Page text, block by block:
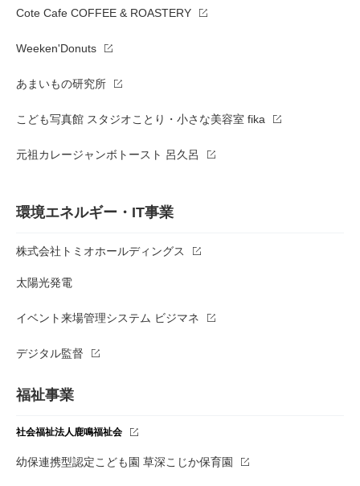
Cote Cafe COFFEE & ROASTERY
Weeken'Donuts
あまいもの研究所
こども写真館 スタジオことり・小さな美容室 fika
元祖カレージャンボトースト 呂久呂
環境エネルギー・IT事業
株式会社トミオホールディングス
太陽光発電
イベント来場管理システム ビジマネ
デジタル監督
福祉事業
社会福祉法人鹿鳴福祉会
幼保連携型認定こども園 草深こじか保育園